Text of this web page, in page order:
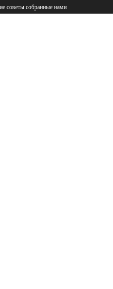
советы собранные нами